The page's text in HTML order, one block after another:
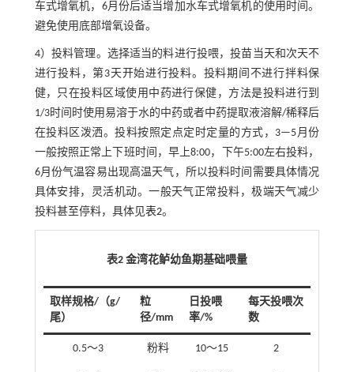
车式增氧机，6月份后适当增加水车式增氧机的使用时间。
避免使用底部增氧设备。
4）投料管理。选择适当的料进行投喂，投苗当天和次天不
进行投料，第3天开始进行投料。投料期间不进行拌料保
健，只在投料区域使用中药进行保健，方法是投料进行到
1/3时间时使用易溶于水的中药或者中药提取液溶解/稀释后
在投料区泼洒。投料按照定点定时定量的方式，3—5月份
一般按照正常上下班时间，早上8:00，下午5:00左右投料，
6月份气温容易出现高温天气，所以投料时间需要具体情况
具体安排，灵活机动。一般天气正常投料，极端天气减少
投料甚至停料，具体见表2。
表2 金湾花鲈幼鱼期基础喂量
取样规格/（g/
尾）
粒
径/mm
日投喂
率/%
每天投喂次
数
0.5～3 粉料 10～15 2